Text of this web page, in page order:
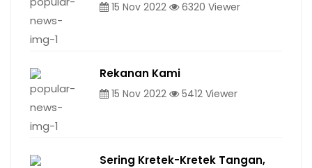
15 Nov 2022 6320 Viewer
Rekanan Kami
15 Nov 2022 5412 Viewer
Sering Kretek-Kretek Tangan,